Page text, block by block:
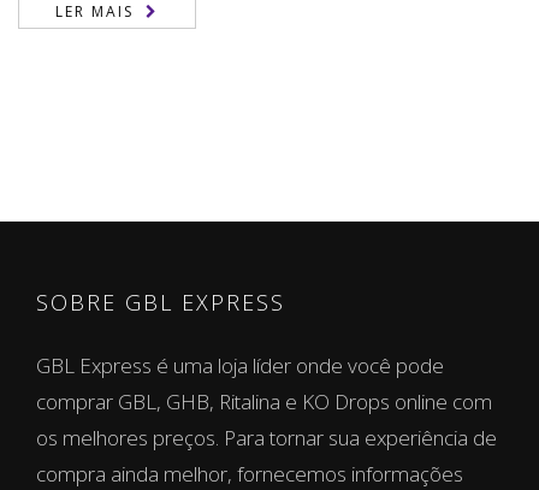
LER MAIS
SOBRE GBL EXPRESS
GBL Express é uma loja líder onde você pode
comprar GBL, GHB, Ritalina e KO Drops online com
os melhores preços. Para tornar sua experiência de
compra ainda melhor, fornecemos informações